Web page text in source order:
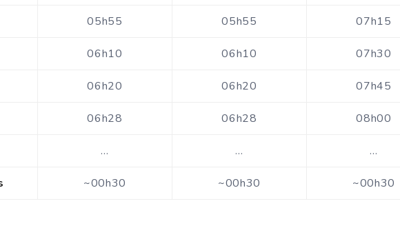
05h55 05h55 07h15
06h10 06h10 07h30
06h20 06h20 07h45
06h28 06h28 08h00
… … …
~00h30 ~00h30 ~00h30